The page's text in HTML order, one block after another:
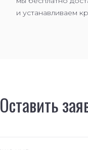
и устанавливаем
Оставить